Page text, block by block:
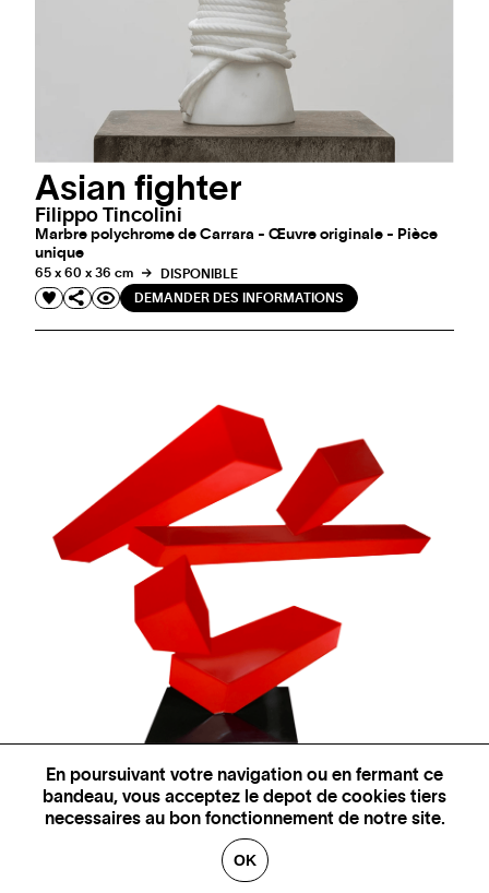
En poursuivant votre navigation ou en fermant ce
bandeau, vous acceptez le depot de cookies tiers
necessaires au bon fonctionnement de notre site.
OK
Asian fighter
Filippo Tincolini
Marbre polychrome de Carrara - Œuvre originale - Pièce
unique
65 x 60 x 36 cm
DISPONIBLE
DEMANDER DES INFORMATIONS
Gravedad de la Gravedad
C127 - Organic Red, 2014